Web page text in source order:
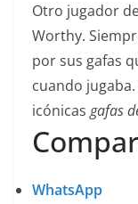
Otro jugador
Worthy.
por sus gafas
cuando
icónicasgafas
WhatsApp